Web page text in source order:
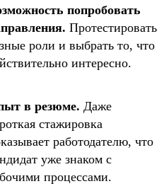
попробовать
Протестировать
роли и выбрать то, что
интересно.
в резюме. Даже
стажировка
работодателю, что
уже знаком с
процессами.